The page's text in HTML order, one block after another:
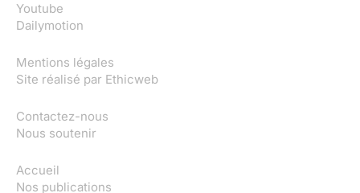
Youtube
Dailymotion
Mentions légales
Site réalisé par Ethicweb
Contactez-nous
Nous soutenir
Accueil
Nos publications